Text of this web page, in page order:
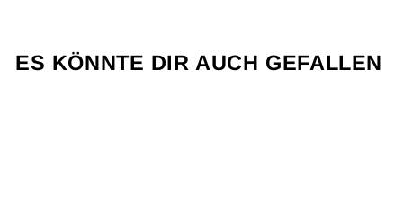
ES KÖNNTE DIR AUCH GEFALLEN